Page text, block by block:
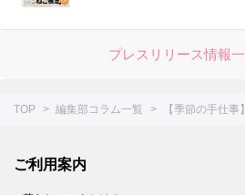
プレスリリース情報
TOP 編集部コラム一覧 【季節の手仕
ご利用案内